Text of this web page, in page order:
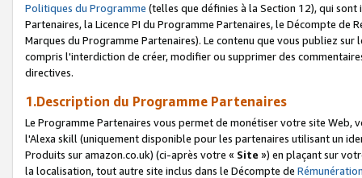
Politiques du Programme (telles que définies à la Section 12), qui
Partenaires, la Licence PI du Programme Partenaires, le Décompte de
Marques du Programme Partenaires). Le contenu que vous publiez
compris l'interdiction de créer, modifier ou supprimer des
directives.
1.Description du Programme Partenaires
Le Programme Partenaires vous permet de monétiser votre site Web,
l'Alexa skill (uniquement disponible pour les partenaires utilisant un
Produits sur amazon.co.uk) (ci-après votre « Site ») en plaçant sur
la localisation, tout autre site inclus dans le Décompte de